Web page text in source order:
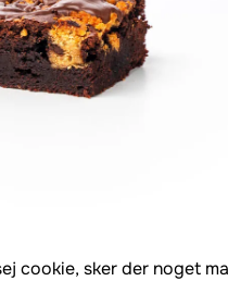
cookie, sker der noget